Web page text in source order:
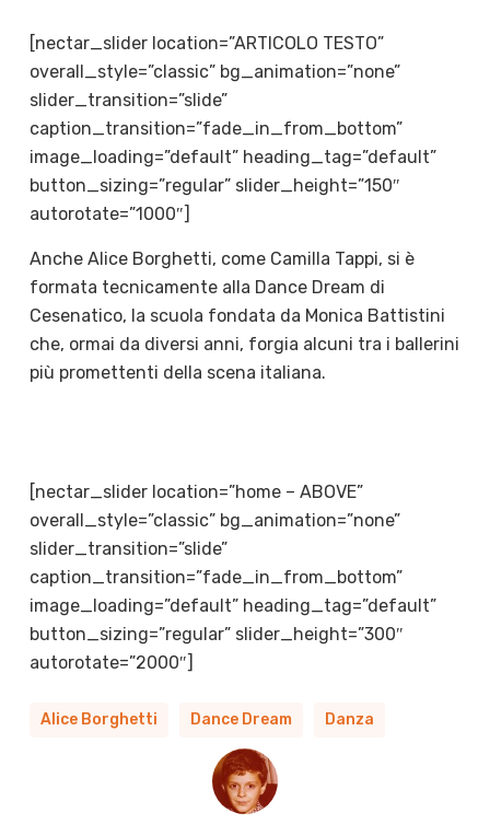
[nectar_slider location=”ARTICOLO TESTO”
overall_style=”classic” bg_animation=”none”
slider_transition=”slide”
caption_transition=”fade_in_from_bottom”
image_loading=”default” heading_tag=”default”
button_sizing=”regular” slider_height=”150″
autorotate=”1000″]
Anche Alice Borghetti, come Camilla Tappi, si è
formata tecnicamente alla Dance Dream di
Cesenatico, la scuola fondata da Monica Battistini
che, ormai da diversi anni, forgia alcuni tra i ballerini
più promettenti della scena italiana.
[nectar_slider location=”home – ABOVE”
overall_style=”classic” bg_animation=”none”
slider_transition=”slide”
caption_transition=”fade_in_from_bottom”
image_loading=”default” heading_tag=”default”
button_sizing=”regular” slider_height=”300″
autorotate=”2000″]
Alice Borghetti Dance Dream Danza